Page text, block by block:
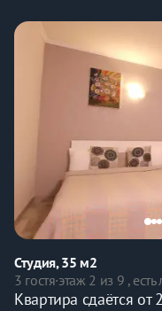
Студия, 35 м2
3 гостя·этаж 2 из 9 , есть
Квартира сдаётся от